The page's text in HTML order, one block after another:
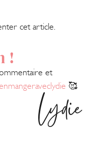
cet article.
!
et
🥰
Lydie